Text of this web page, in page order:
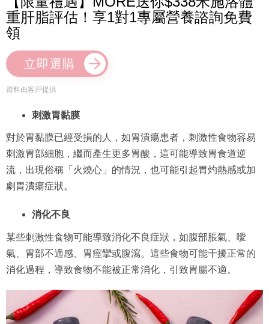
重肝脂評估！享1對1專屬營養諮詢免費
領
立即選購
資料由客戶提供
刺激胃黏膜
對於胃黏膜已經受損的人，如胃潰瘍患者，刺激性食物容易
刺激胃部細胞，繼而產生更多胃酸，這可能導致胃食道逆
流，出現俗稱「火燒心」的情況，也可能引起胃灼熱感或加
劇胃潰瘍症狀。
消化不良
某些刺激性食物可能導致消化不良症狀，如腹部脹氣、噯
氣、胃部不適感、胃痙攣或腹瀉。這些食物可能干擾正常的
消化過程，導致食物不能被正常消化，引致胃腸不適。